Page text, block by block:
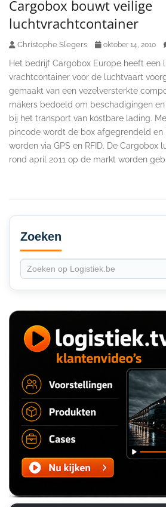
Cargobox bouwt veilige
luchtvrachtcontainer
Christophe Slegers oktober 14, 2010
Het bedrijf Cargobox Europe heeft
vrachtcontainer voor de luchtvaart
gemaakt van een vezelversterkte
makers bedoeld om beschadigingen
bij het transport van kostbare lading.
pincode wordt de box afgegrendeld en
worden via GPS en RFID. De Cargobox
rond april 2011 op de markt worden
Secondary
Sidebar
Zoeken